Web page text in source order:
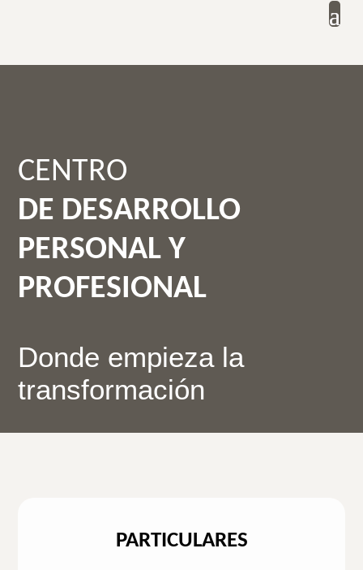
CENTRO
DE DESARROLLO
PERSONAL Y
PROFESIONAL
Donde empieza la
transformación
PARTICULARES